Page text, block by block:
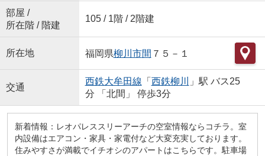
部屋 /
所在階 / 階建
105 / 1階 / 2階建
所在地 福岡県柳川市間 ７５－１
交通
西鉄大牟田線 「 西鉄柳川
」駅 バス25
分 「北間」 停歩3分
新着情報：レオパレススリーアーチの空室情報ならコチラ。室
内設備はエアコン・家具・家電付など大変充実しております。
住みやすさが満載でイチオシのアパートはこちらです。駐車場